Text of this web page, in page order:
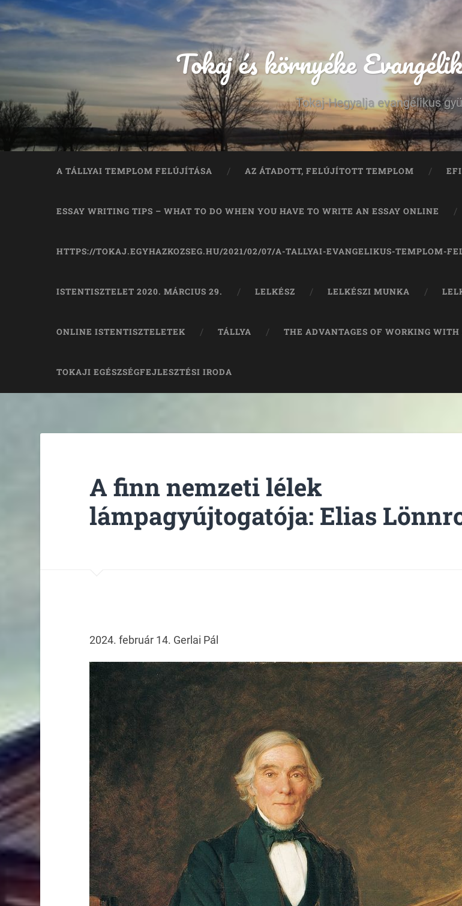
Tokaj és környéke
Tokaj-Hegyalja evangélikus
A TÁLLYAI TEMPLOM FELÚJÍTÁSA AZ ÁTADOTT, FELÚJÍTOTT TEMPLOM
ESSAY WRITING TIPS – WHAT TO DO WHEN YOU HAVE TO WRITE AN ESSAY ONLINE
HTTPS://TOKAJ.EGYHAZKOZSEG.HU/2021/02/07/A-TALLYAI-EVANGELIKUS-TEMPLOM-
ISTENTISZTELET 2020. MÁRCIUS 29. LELKÉSZ LELKÉSZI MUNKA
ONLINE ISTENTISZTELETEK TÁLLYA THE ADVANTAGES OF WORKING
TOKAJI EGÉSZSÉGFEJLESZTÉSI IRODA
A finn nemzeti lélek
lámpagyújtogatója: Elias
2024. február 14. Gerlai Pál